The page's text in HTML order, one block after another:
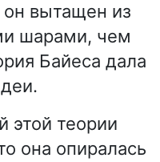
он вытащен из
шарами, чем
Байеса дала
этой теории
она опиралась